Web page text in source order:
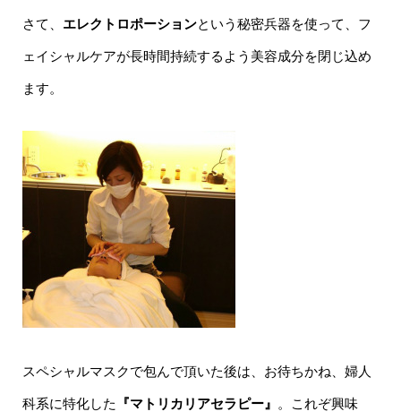
さて、 エレクトロポーションという秘密兵器を使って、フ
ェイシャルケアが長時間持続するよう美容成分を閉じ込め
ます。
スペシャルマスクで包んで頂いた後は、お待ちかね、婦人
科系に特化した 『マトリカリアセラピー』 。これぞ興味